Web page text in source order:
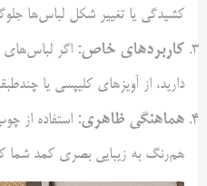
کشیدگی یا تغییر شکل لباس‌ها
کاربردهای خاص: اگر لباس‌های
دارید، از آویزهای کلیپسی یا
هماهنگی ظاهری: استفاده از
هم‌رنگ به زیبایی بصری کمد